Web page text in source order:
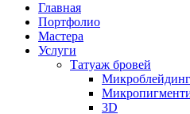
Главная
Портфолио
Мастера
Услуги
Татуаж бровей
Микроблейдинг
3D